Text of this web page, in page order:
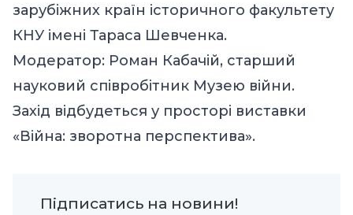
зарубіжних країн історичного факультету
КНУ імені Тараса Шевченка.
Модератор: Роман Кабачій, старший
науковий співробітник Музею війни.
Захід відбудеться у просторі виставки
«Війна: зворотна перспектива».
Підписатись на новини!